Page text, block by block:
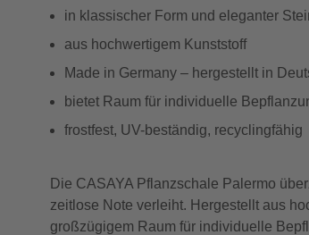
in klassischer Form und eleganter
aus hochwertigem Kunststoff
Made in Germany – hergestellt in
bietet Raum für individuelle
frostfest, UV-beständig, recyclingfähig
Die CASAYA Pflanzschale Palermo
zeitlose Note verleiht. Hergestellt aus
großzügigem Raum für individuelle